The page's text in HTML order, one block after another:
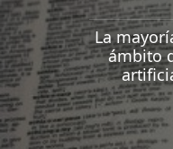
La
ámbito